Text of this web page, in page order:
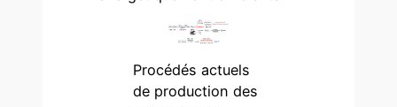
Procédés actuels
de production des